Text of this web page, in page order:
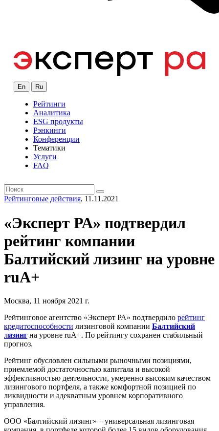
En Ru
Рейтинги
Аналитика
ESG продукты
Рэнкинги
Конференции
Тематики
Услуги
FAQ
Рейтинговые действия, 11.11.2021
«Эксперт РА» подтвердил
рейтинг компании
Балтийский лизинг на уровне
ruA+
Москва, 11 ноября 2021 г.
Рейтинговое агентство «Эксперт РА» подтвердило рейтинг
кредитоспособности лизинговой компании Балтийский
лизинг на уровне ruA+. По рейтингу сохранен стабильный
прогноз.
Рейтинг обусловлен сильными рыночными позициями,
приемлемой достаточностью капитала и высокой
эффективностью деятельности, умеренно высоким качеством
лизингового портфеля, а также комфортной позицией по
ликвидности и адекватным уровнем корпоративного
управления.
ООО «Балтийский лизинг» – универсальная лизинговая